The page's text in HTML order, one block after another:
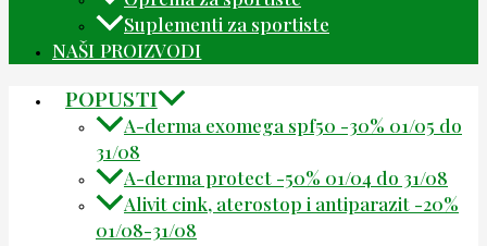
Suplementi za sportiste
NAŠI PROIZVODI
POPUSTI
A-derma exomega spf50 -30% 01/05 do
31/08
A-derma protect -50% 01/04 do 31/08
Alivit cink, aterostop i antiparazit -20%
01/08-31/08